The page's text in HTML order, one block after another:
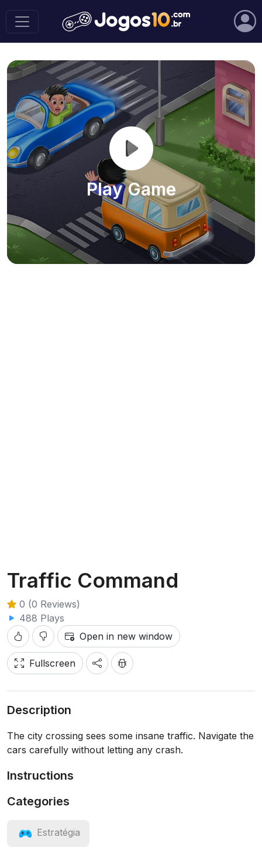
Play Game
Traffic Command
0 (0 Reviews)
488 Plays
Open in new window
Fullscreen
Description
The city crossing sees some insane traffic. Navigate the
cars carefully without letting any crash.
Instructions
Categories
Estratégia